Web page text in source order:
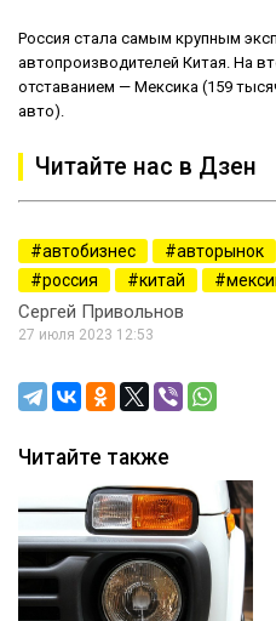
Россия стала самым крупным
автопроизводителей Китая. На
отставанием — Мексика (159
авто).
Читайте нас в Дзен
автобизнес авторынок
россия
китай
Сергей Привольнов
27 июля 2023 12:53
Читайте также